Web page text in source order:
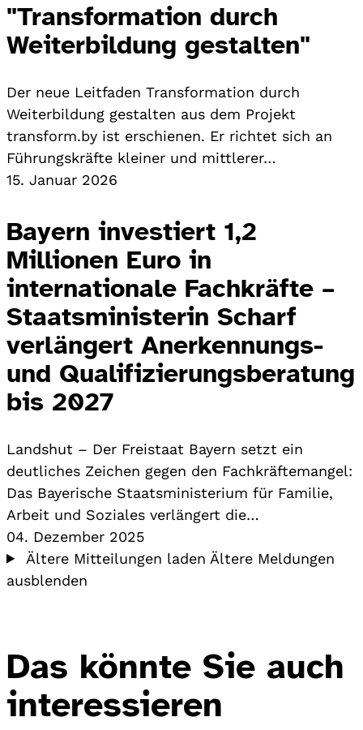
"Transformation durch
Weiterbildung gestalten"
Der neue Leitfaden Transformation durch
Weiterbildung gestalten aus dem Projekt
transform.by ist erschienen. Er richtet sich an
Führungskräfte kleiner und mittlerer…
15. Januar 2026
Bayern investiert 1,2
Millionen Euro in
internationale Fachkräfte –
Staatsministerin Scharf
verlängert Anerkennungs-
und Qualifizierungsberatung
bis 2027
Landshut – Der Freistaat Bayern setzt ein
deutliches Zeichen gegen den Fachkräftemangel:
Das Bayerische Staatsministerium für Familie,
Arbeit und Soziales verlängert die…
04. Dezember 2025
Ältere Mitteilungen laden Ältere Meldungen
ausblenden
Das könnte Sie auch
interessieren